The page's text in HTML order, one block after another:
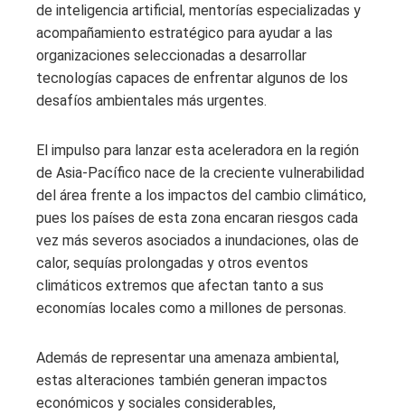
de inteligencia artificial, mentorías especializadas y
acompañamiento estratégico para ayudar a las
organizaciones seleccionadas a desarrollar
tecnologías capaces de enfrentar algunos de los
desafíos ambientales más urgentes.
El impulso para lanzar esta aceleradora en la región
de Asia-Pacífico nace de la creciente vulnerabilidad
del área frente a los impactos del cambio climático,
pues los países de esta zona encaran riesgos cada
vez más severos asociados a inundaciones, olas de
calor, sequías prolongadas y otros eventos
climáticos extremos que afectan tanto a sus
economías locales como a millones de personas.
Además de representar una amenaza ambiental,
estas alteraciones también generan impactos
económicos y sociales considerables,